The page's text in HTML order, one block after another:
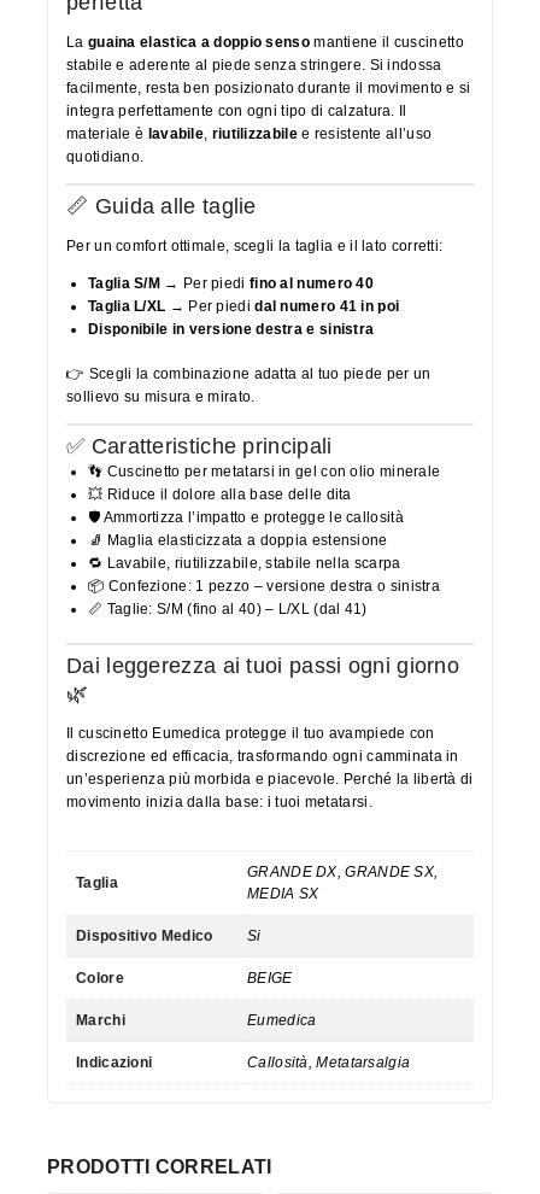
La guaina elastica a doppio sensomantiene il cuscinetto
stabile e aderente al piede senza stringere. Si indossa
facilmente, resta ben posizionato durante il movimento e si
integra perfettamente con ogni tipo di calzatura. Il
materiale è lavabile riutilizzabilee resistente all’uso
quotidiano.
📏 Guida alle taglie
Per un comfort ottimale, scegli la taglia e il lato corretti:
Taglia S/M → Per piedi fino al numero 40
Taglia L/XL → Per piedidal numero 41 in poi
Disponibile in versione destra e sinistra
👉 Scegli la combinazione adatta al tuo piede per un
sollievo su misura e mirato.
✅ Caratteristiche principali
👣 Cuscinetto per metatarsi in gel con olio minerale
💥 Riduce il dolore alla base delle dita
🛡️ Ammortizza l’impatto e protegge le callosità
🧦 Maglia elasticizzata a doppia estensione
🔁 Lavabile, riutilizzabile, stabile nella scarpa
📦 Confezione: 1 pezzo – versione destra o sinistra
📏 Taglie: S/M (fino al 40) – L/XL (dal 41)
Dai leggerezza ai tuoi passi ogni giorno
🌿
Il cuscinetto Eumedica protegge il tuo avampiede con
discrezione ed efficacia, trasformando ogni camminata in
un’esperienza più morbida e piacevole. Perché la libertà di
movimento inizia dalla base: i tuoi metatarsi.
Taglia
GRANDE DX, GRANDE SX,
MEDIA SX
Dispositivo Medico Si
Colore BEIGE
Marchi Eumedica
Indicazioni Callosità, Metatarsalgia
PRODOTTI CORRELATI